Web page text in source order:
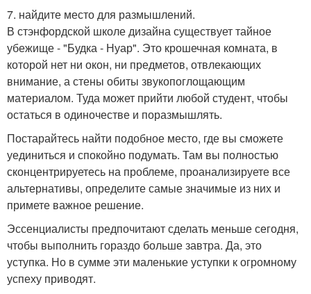
7. найдите место для размышлений.
В стэнфордской школе дизайна существует тайное
убежище - "Будка - Нуар". Это крошечная комната, в
которой нет ни окон, ни предметов, отвлекающих
внимание, а стены обиты звукопоглощающим
материалом. Туда может прийти любой студент, чтобы
остаться в одиночестве и поразмышлять.
Постарайтесь найти подобное место, где вы сможете
уединиться и спокойно подумать. Там вы полностью
сконцентрируетесь на проблеме, проанализируете все
альтернативы, определите самые значимые из них и
примете важное решение.
Эссенциалисты предпочитают сделать меньше сегодня,
чтобы выполнить гораздо больше завтра. Да, это
уступка. Но в сумме эти маленькие уступки к огромному
успеху приводят.